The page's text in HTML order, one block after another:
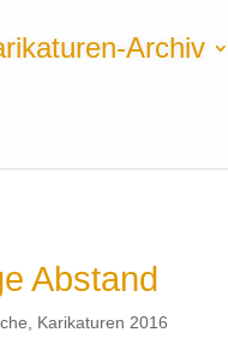
Archiv
Abstand
, Karikaturen 2016